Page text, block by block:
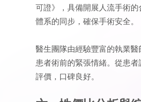
可證》，具備開展人流手術
體系的同步，確保手術安全。
醫生團隊由經驗豐富的執業
患者術前的緊張情緒。從患者
評價，口碑良好。